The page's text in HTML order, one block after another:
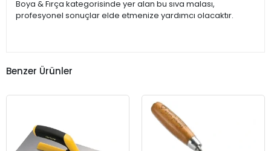
Boya & Fırça kategorisinde yer alan bu sıva malası,
profesyonel sonuçlar elde etmenize yardımcı olacaktır.
Benzer Ürünler